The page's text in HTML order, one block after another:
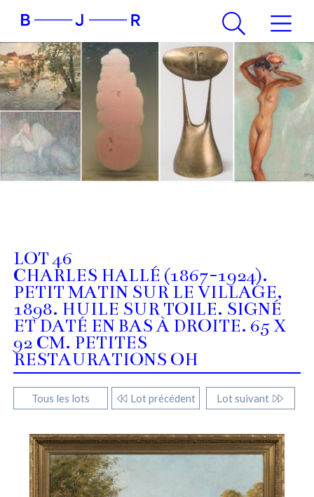
LOT 46
CHARLES HALLÉ (1867-1924).
PETIT MATIN SUR LE VILLAGE,
1898. HUILE SUR TOILE. SIGNÉ
ET DATÉ EN BAS À DROITE. 65 X
92 CM. PETITES
RESTAURATIONS OH
Tous les lots Lot précédent Lot suivant